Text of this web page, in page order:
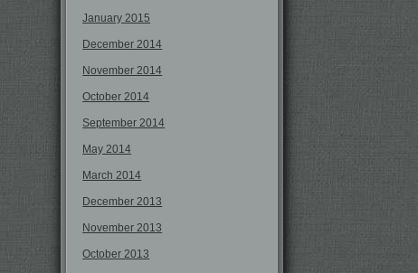
January 2015
December 2014
November 2014
October 2014
September 2014
May 2014
March 2014
December 2013
November 2013
October 2013